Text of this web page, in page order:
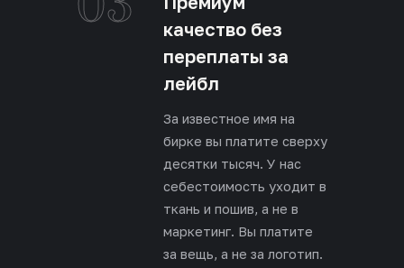
качество без
переплаты за
лейбл
За известное имя на
бирке вы платите сверху
десятки тысяч. У нас
себестоимость уходит в
ткань и пошив, а не в
маркетинг. Вы платите
за вещь, а не за логотип.